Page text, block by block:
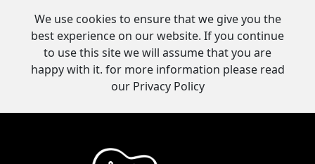
We use cookies to ensure that we give you the
best experience on our website. If you continue
to use this site we will assume that you are
happy with it. for more information please read
our Privacy Policy